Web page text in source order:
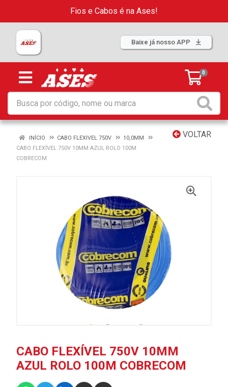
Fios e Cabos é na Ases!
Baixe já nosso APP
0
VOLTAR
INÍCIO CABO FLEXIVEL 750V
10,0MM
CABO FLEXÍVEL 750V 10MM AZUL ROLO 100M
COBRECOM
CABO FLEXÍVEL 750V 10MM
AZUL ROLO 100M COBRECOM